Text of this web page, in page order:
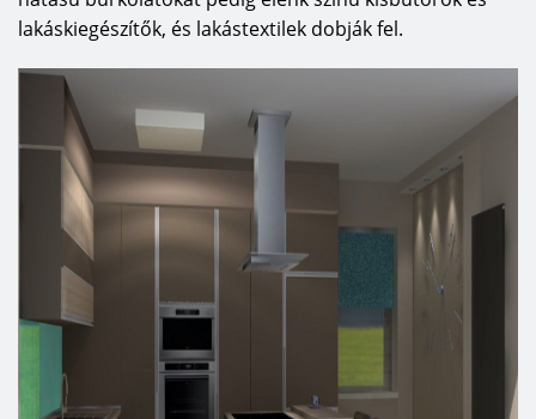
lakáskiegészítők, és lakástextilek dobják fel.